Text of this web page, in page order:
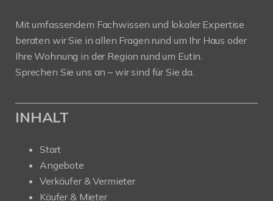
Mit umfassendem Fachwissen und lokaler Expertise
beraten wir Sie in allen Fragen rund um Ihr Haus oder
Ihre Wohnung in der Region rund um Eutin.
Sprechen Sie uns an – wir sind für Sie da.
INHALT
Start
Angebote
Verkäufer & Vermieter
Käufer & Mieter